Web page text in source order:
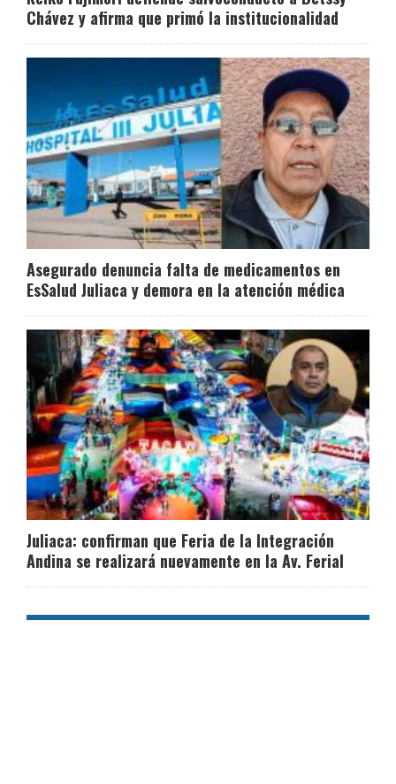
Chávez y afirma que primó la institucionalidad
Asegurado denuncia falta de medicamentos en
EsSalud Juliaca y demora en la atención médica
Juliaca: confirman que Feria de la Integración
Andina se realizará nuevamente en la Av. Ferial